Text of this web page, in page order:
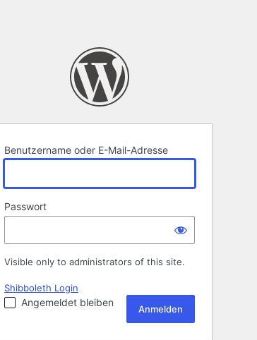
Benutzername oder E-Mail-Adresse
Passwort
Visible only to administrators of this site.
Shibboleth Login
Angemeldet bleiben